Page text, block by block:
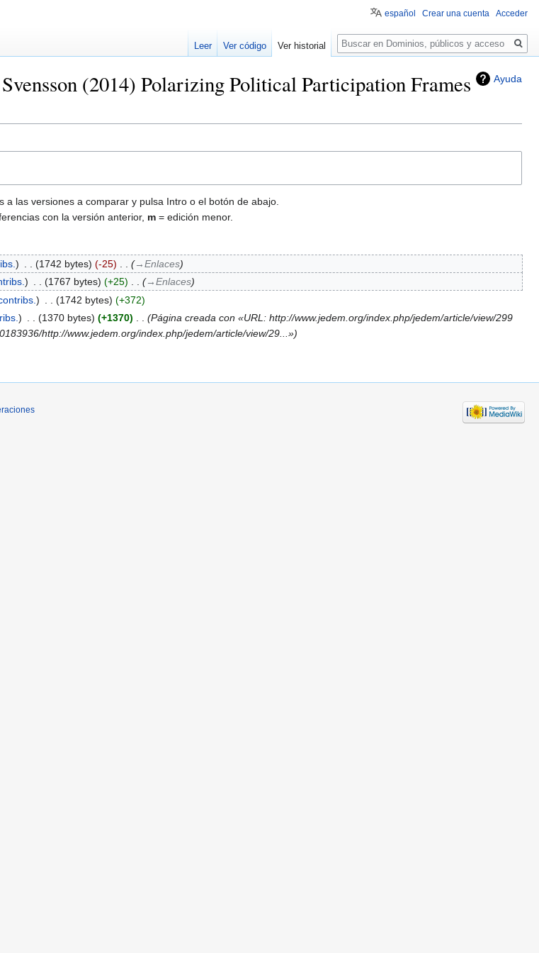
Ayuda
(2014) Polarizing Political Participation Frames
las versiones a comparar y pulsa Intro o el botón de abajo.
con la versión anterior, m = edición menor.
1742 bytes -25
→‎Enlaces
1767 bytes +25
→‎Enlaces
1742 bytes
+372
1370 bytes +1370
Página creada con «URL: http://www.jedem.org/index.php/jedem/article/view/299
http://www.jedem.org/index.php/jedem/article/view/29...»
español Crear una cuenta Acceder
Leer Ver código Ver historial
Buscar